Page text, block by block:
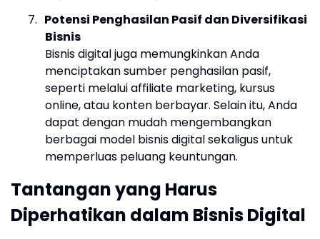
7. Potensi Penghasilan Pasif dan Diversifikasi
Bisnis
Bisnis digital juga memungkinkan Anda
menciptakan sumber penghasilan pasif,
seperti melalui affiliate marketing, kursus
online, atau konten berbayar. Selain itu, Anda
dapat dengan mudah mengembangkan
berbagai model bisnis digital sekaligus untuk
memperluas peluang keuntungan.
Tantangan yang Harus
Diperhatikan dalam Bisnis Digital